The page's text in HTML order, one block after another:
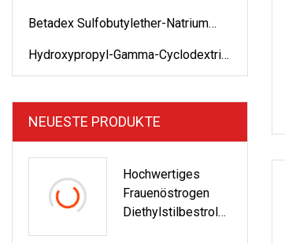
Betadex Sulfobutylether-Natrium
Hydroxypropyl-Gamma-Cyclodextrin
CAS 128446-34-4
NEUESTE PRODUKTE
Hochwertiges
Frauenöstrogen
Diethylstilbestrol